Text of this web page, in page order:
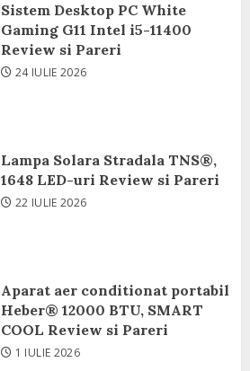
Sistem Desktop PC White
Gaming G11 Intel i5-11400
Review si Pareri
24 IULIE 2026
Lampa Solara Stradala TNS®,
1648 LED-uri Review si Pareri
22 IULIE 2026
Aparat aer conditionat portabil
Heber® 12000 BTU, SMART
COOL Review si Pareri
1 IULIE 2026